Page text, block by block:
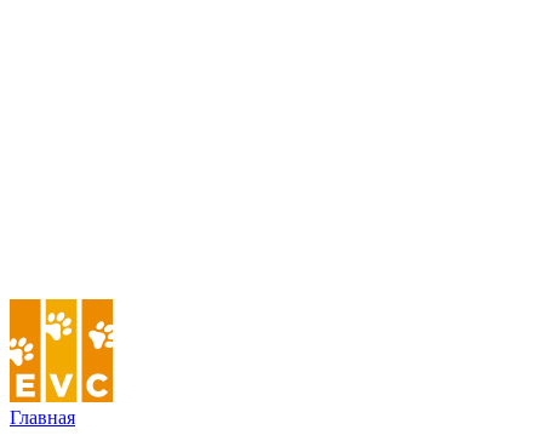
Главная